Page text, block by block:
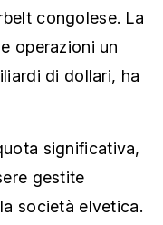
congolese. La
operazioni un
di dollari, ha
significativa,
gestite
società elvetica.